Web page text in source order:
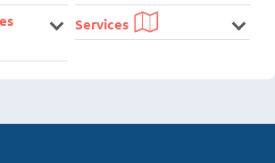
Services